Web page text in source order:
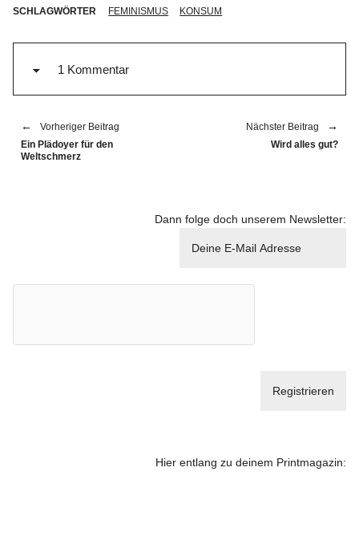
SCHLAGWÖRTER FEMINISMUS KONSUM
1 Kommentar
Vorheriger Beitrag
Ein Plädoyer für den
Weltschmerz
Nächster Beitrag
Wird alles gut?
Dann folge doch unserem Newsletter:
Hier entlang zu deinem Printmagazin: